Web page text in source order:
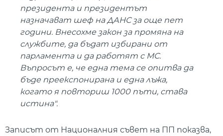
президента и президентът
назначават шеф на ДАНС за още пет
години. Внесохме закон за промяна на
службите, да бъдат избирани от
парламента и да работят с МС.
Въпросът е, че една тема се опитва да
бъде преекспонирана и една лъжа,
когато я повториш 1000 пъти, става
истина".
Записът от Националния съвет на ПП показва,